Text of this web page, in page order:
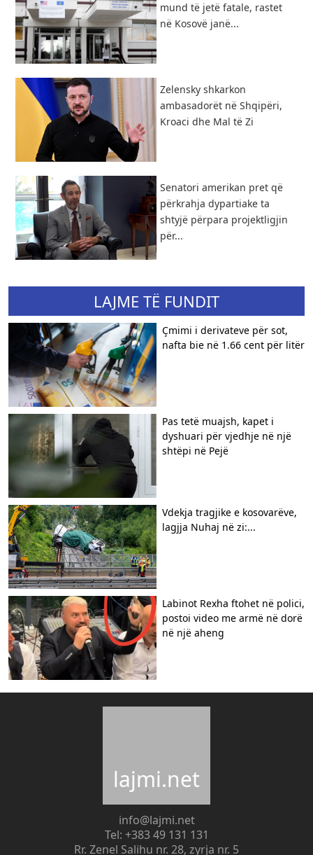
mund të jetë fatale, rastet
në Kosovë janë...
Zelensky shkarkon
ambasadorët në Shqipëri,
Kroaci dhe Mal të Zi
Senatori amerikan pret që
përkrahja dypartiake ta
shtyjë përpara projektligjin
për...
LAJME TË FUNDIT
Çmimi i derivateve për sot,
nafta bie në 1.66 cent për litër
Pas tetë muajsh, kapet i
dyshuari për vjedhje në një
shtëpi në Pejë
Vdekja tragjike e kosovarëve,
lagjja Nuhaj në zi:...
Labinot Rexha ftohet në polici,
postoi video me armë në dorë
në një aheng
lajmi.net
info@lajmi.net
Tel: +383 49 131 131
Rr. Zenel Salihu nr. 28, zyrja nr. 5